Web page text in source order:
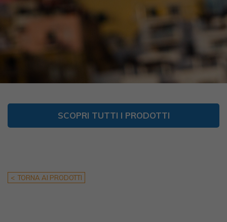
SCOPRI TUTTI I PRODOTTI
< TORNA AI PRODOTTI